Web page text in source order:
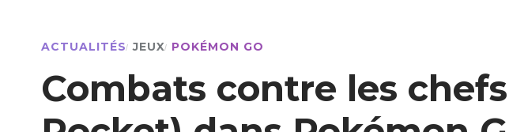
ACTUALITÉS JEUX POKÉMON GO
Combats contre les